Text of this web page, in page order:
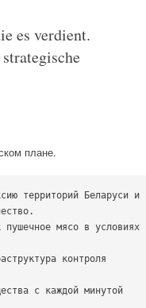
es verdient.
плане.
территорий Беларуси и
пушечное мясо в условиях
контроля
с каждой минутой